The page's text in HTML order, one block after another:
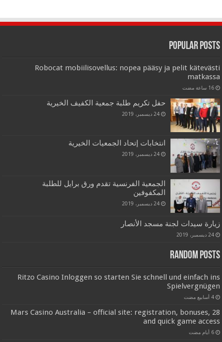
Popular Posts
Robocat mobiilisovellus: nopea pääsy ja pelit kätevästi
matkassa
‏16 ساعة مضت
حفل تكريم طلبة جمعية الكفيف الخيرية
24 ديسمبر، 2019
انتخابات إتحاد الجمعيات الخيرية
24 ديسمبر، 2019
الجمعية الفرنسية تقدم ورق برايل للطلبة
المكفوفين
24 ديسمبر، 2019
زيارة سيدات لجنة مسجد الأنصار
24 ديسمبر، 2019
Random Posts
Ritzo Casino Inloggen so starten Sie schnell und einfach ins
Spielvergnügen
‏4 أسابيع مضت
28 Mars Casino Australia – official site: registration, bonuses,
and quick game access
‏6 أيام مضت